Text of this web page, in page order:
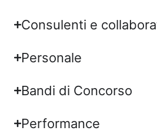
Consulenti e
Personale
Bandi di Concorso
Performance